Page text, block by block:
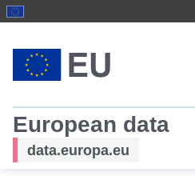
European data
data.europa.eu